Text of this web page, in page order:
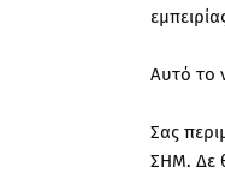
Αυτό το
Σας
ΣΗΜ. Δε